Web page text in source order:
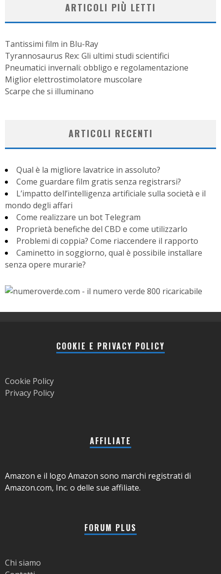
ARTICOLI PIÙ LETTI
Tantissimi film in Blu-Ray
Tyrannosaurus Rex: Gli ultimi studi scientifici
Pneumatici invernali: obbligo e regolamentazione
Miglior elettrostimolatore muscolare
Scarpe che si illuminano
ARTICOLI RECENTI
Qual è la migliore lavatrice in assoluto?
Come guardare film gratis senza registrarsi?
L’impatto dell’intelligenza artificiale sulla società e il
mondo degli affari
Come realizzare un bot Telegram
Proprietà benefiche del CBD e come utilizzarlo
Problemi di coppia? Come riaccendere il rapporto
Caminetto in soggiorno, qual è possibile installare
senza opere murarie?
COOKIE E PRIVACY POLICY
Cookie Policy
Privacy Policy
AFFILIATE
Amazon e il logo Amazon sono marchi registrati di
Amazon.com, Inc. o delle sue affiliate.
FORUM PLUS
Chi siamo